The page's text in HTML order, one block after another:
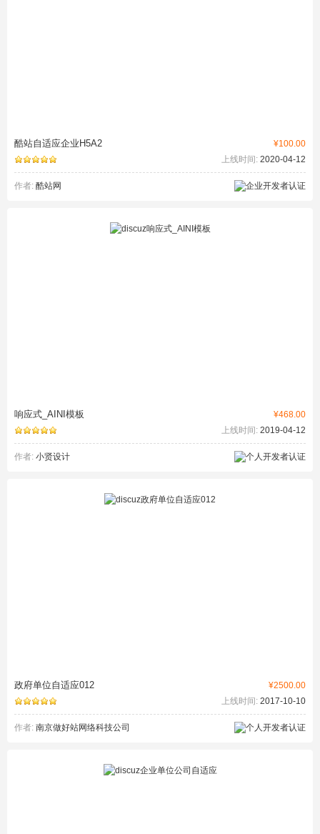
¥100.00
酷站自适应企业H5A2
上线时间: 2020-04-12
作者: 酷站网
¥468.00
响应式_AINI模板
上线时间: 2019-04-12
作者: 小贤设计
¥2500.00
政府单位自适应012
上线时间: 2017-10-10
作者: 南京做好站网络科技公司